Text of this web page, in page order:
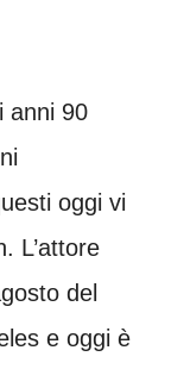
anni 90
oggi vi
L’attore
del
e oggi è